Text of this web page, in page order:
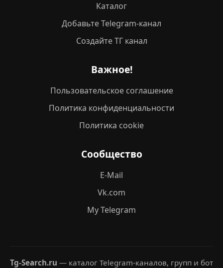
Каталог
Добавьте Telegram-канал
Создайте ТГ канал
Важное!
Пользовательское соглашение
Политика конфиденциальности
Политика cookie
Сообщество
E-Mail
Vk.com
My Telegram
Tg-Search.ru — каталог Telegram-каналов, групп и бот